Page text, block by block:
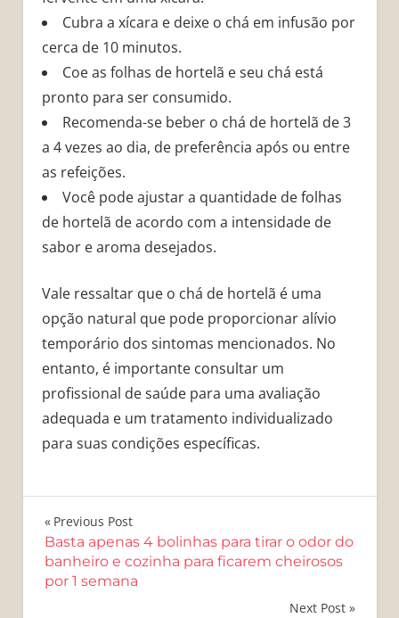
Cubra a xícara e deixe o chá em infusão por
cerca de 10 minutos.
Coe as folhas de hortelã e seu chá está
pronto para ser consumido.
Recomenda-se beber o chá de hortelã de 3
a 4 vezes ao dia, de preferência após ou entre
as refeições.
Você pode ajustar a quantidade de folhas
de hortelã de acordo com a intensidade de
sabor e aroma desejados.
Vale ressaltar que o chá de hortelã é uma
opção natural que pode proporcionar alívio
temporário dos sintomas mencionados. No
entanto, é importante consultar um
profissional de saúde para uma avaliação
adequada e um tratamento individualizado
para suas condições específicas.
Navegação
de
Post
Previous Post
Basta apenas 4 bolinhas para tirar o odor do
banheiro e cozinha para ficarem cheirosos
por 1 semana
Next Post